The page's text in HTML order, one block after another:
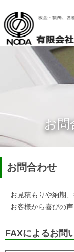
お問
お問合わせ
お見積もりや納期
お客様から喜びの
FAXによるお問